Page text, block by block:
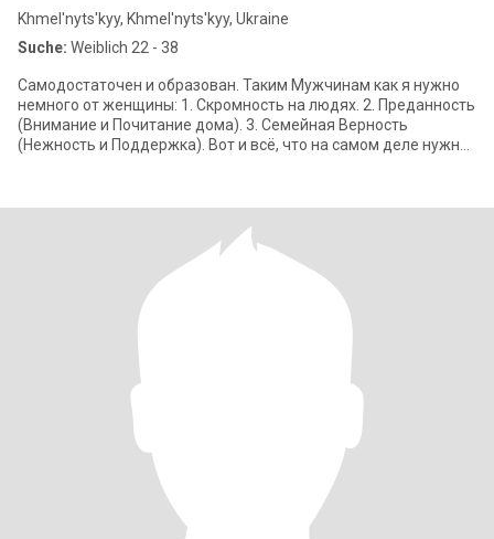
Khmel'nyts'kyy, Khmel'nyts'kyy, Ukraine
Suche: Weiblich 22 - 38
Самодостаточен и образован. Таким Мужчинам как я нужно
немного от женщины: 1. Скромность на людях. 2. Преданность
(Внимание и Почитание дома). 3. Семейная Верность
(Нежность и Поддержка). Вот и всё, что на самом деле нужно